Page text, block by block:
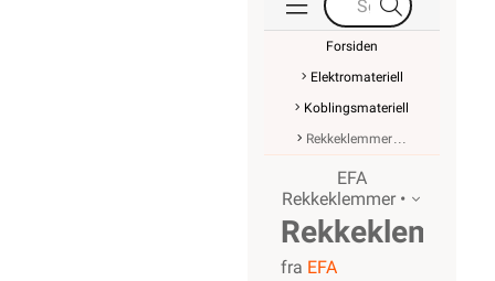
Forsiden
Elektromateriell
Koblingsmateriell
Rekkeklemmer
EFA
Rekkeklemmer •
Rekkeklemme
fra EFA